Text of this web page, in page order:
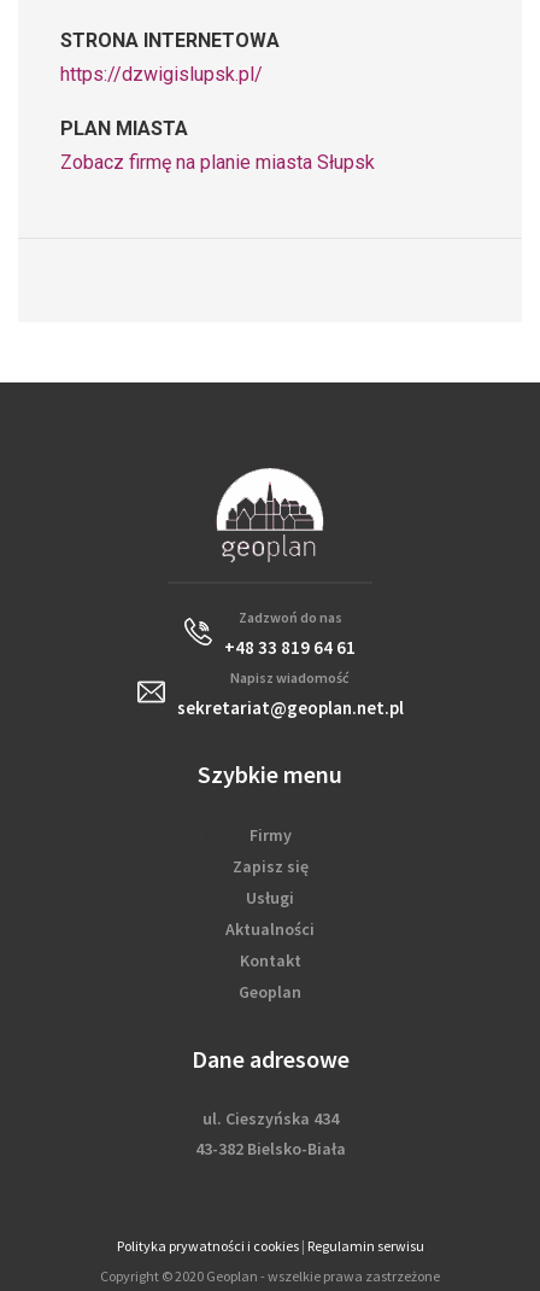
STRONA INTERNETOWA
https://dzwigislupsk.pl/
PLAN MIASTA
Zobacz firmę na planie miasta Słupsk
Zadzwoń do nas
+48 33 819 64 61
Napisz wiadomość
sekretariat@geoplan.net.pl
Szybkie menu
Firmy
Zapisz się
Usługi
Aktualności
Kontakt
Geoplan
Dane adresowe
ul. Cieszyńska 434
43-382 Bielsko-Biała
Polityka prywatności i cookies| Regulamin serwisu
Copyright © 2020 Geoplan - wszelkie prawa zastrzeżone